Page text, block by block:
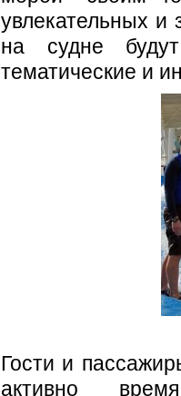
увлекательных и
на судне
тематические и
Гости и
активно